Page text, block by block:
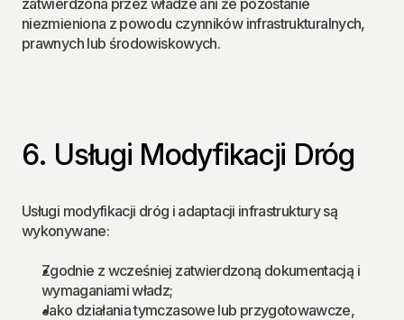
zatwierdzona przez władze ani że pozostanie
niezmieniona z powodu czynników infrastrukturalnych,
prawnych lub środowiskowych.
6. Usługi Modyfikacji Dróg
Usługi modyfikacji dróg i adaptacji infrastruktury są
wykonywane:
Zgodnie z wcześniej zatwierdzoną dokumentacją i
wymaganiami władz;
Jako działania tymczasowe lub przygotowawcze,